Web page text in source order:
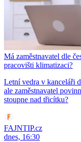
Má zaměstnavatel dle
pracovišti klimatizaci?
Letní vedra v kanceláři
ale zaměstnavatel
stoupne nad třicítku?
FAJNTIP.cz
dnes, 16:30